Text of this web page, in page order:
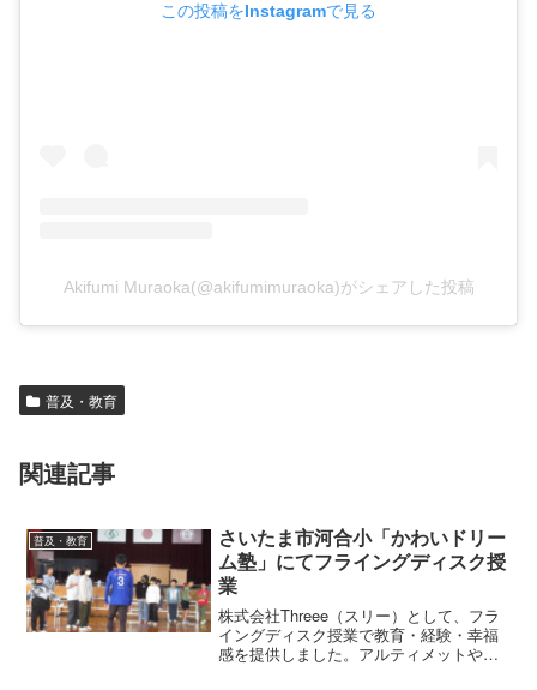
この投稿をInstagramで見る
Akifumi Muraoka(@akifumimuraoka)がシェアした投稿
普及・教育
関連記事
普及・教育
さいたま市河合小「かわいドリー
ム塾」にてフライングディスク授
業
株式会社Threee（スリー）として、フラ
イングディスク授業で教育・経験・幸福
感を提供しました。アルティメットやデ